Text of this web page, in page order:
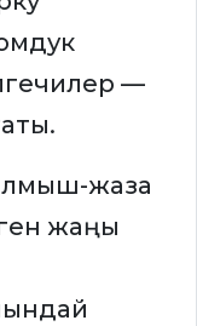
—
жаза
жаңы